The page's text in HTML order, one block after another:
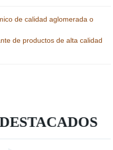
de calidad aglomerada o
de productos de alta calidad